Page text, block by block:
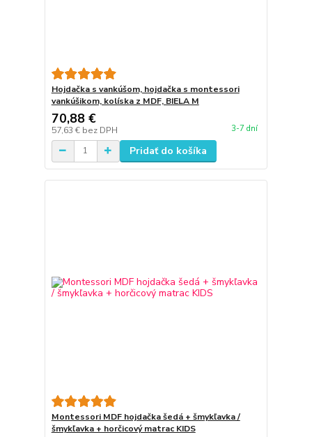
Hojdačka s vankúšom, hojdačka s montessori
vankúšikom, kolíska z MDF, BIELA M
70,88 €
57,63 € bez DPH 3-7 dní
Pridať do košíka
Montessori MDF hojdačka šedá + šmykľavka /
šmykľavka + horčicový matrac KIDS